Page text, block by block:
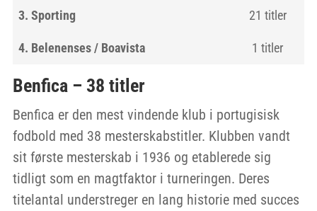
3. Sporting 21 titler
4. Belenenses / Boavista 1 titler
Benfica – 38 titler
Benfica er den mest vindende klub i portugisisk
fodbold med 38 mesterskabstitler. Klubben vandt
sit første mesterskab i 1936 og etablerede sig
tidligt som en magtfaktor i turneringen. Deres
titelantal understreger en lang historie med succes